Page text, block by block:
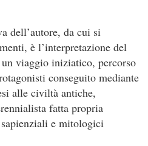
dell’autore, da cui si
è l’interpretazione del
viaggio iniziatico, percorso
conseguito mediante
alle civiltà antiche,
fatta propria
e mitologici